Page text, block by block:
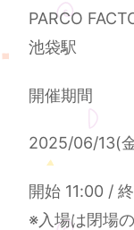
PARCO
池袋駅
開催期間
2025/06/13(
開始 11:00 /
※入場は閉場